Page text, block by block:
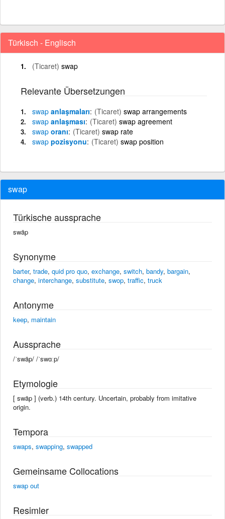
Türkisch - Englisch
(Ticaret) swap
Relevante Übersetzungen
swap anlaşmaları (Ticaret) swap arrangements
swap anlaşması (Ticaret) swap agreement
swap oranı (Ticaret) swap rate
swap pozisyonu (Ticaret) swap position
swap
Türkische aussprache
swäp
Synonyme
barter, trade, quid pro quo, exchange, switch, bandy, bargain,
change, interchange, substitute, swop, traffic, truck
Antonyme
keep, maintain
Aussprache
/ˈswäp/ /ˈswɑːp/
Etymologie
[ swäp ] (verb.) 14th century. Uncertain, probably from imitative
origin.
Tempora
swaps, swapping, swapped
Gemeinsame Collocations
swap out
Resimler